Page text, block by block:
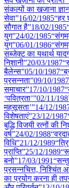
संकल्पों का खजाना
सेवा”16/02/1985“हर
सौगात है”18/02/1985
युग”24/02/1985
युग”06/01/1986
सब्जेक्ट का यथार्थ
निशानी”20/03/1987
बैलेन्स”05/10/1987
प्रसन्नता”09/10/1987
समाचार”17/10/1987
‘पवित्रता’”02/11/
महसूसता’”14/12/
विशेषताएं”23/12/1987
बुद्धि विजयी रत्नों की
वर्ष”24/02/1988
विधि”21/12/1989
प्राप्ति”25/12/1989
बनो”17/03/1991
प्रसन्नचित्त, निश्चिंत
का प्रयोग करना ही